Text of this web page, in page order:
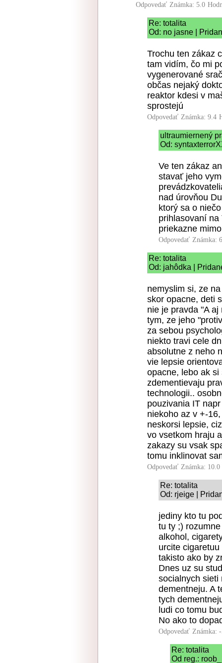
Odpovedať Známka: 5.0
Re: totalita
Od: no jasne |
Trochu ten zákaz
tam vidím, čo mi
vygenerované
občas nejaký
reaktor kdesi v
sprostejú
Odpovedať Známka: 9.4
ultraumiernený
Od:
Ve ten zákaz
stavať jeho
nad úrovňou
ktorý sa o
prihlasovaní
priekazne
Odpovedať Známka:
Re: totalita
Od: jahôdka |
nemyslim si, ze
skor opacne, deti
nie je pravda "A
tym, ze jeho
za sebou
niekto travi cele
absolutne z neho
vie lepsie
opacne, lebo ak
zdementievaju
technologii..
pouzivania IT
niekoho az v +-
neskorsi lepsie,
vo vsetkom hraju
zakazy su vsak
tomu inklinovat
Odpovedať Známka: 10.0
Re: totalita
Od: rjeige |
jediny kto tu
tu ty ;)
alkohol,
urcite
takisto ako by
Dnes uz su
socialnych sieti
dementneju. A
tych
ludi co tomu
No ako to
Odpovedať Známka:
Re: totalita
Od reg.: